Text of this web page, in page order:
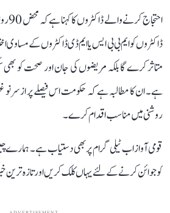
ڈاکٹروں کو ایم بی بی ایس یا ایم ڈی ڈاکٹروں کے مساوی
متاثر کرے گا بلکہ مریضوں کی جان اور صحت کو
ہے۔ ان کا مطالبہ ہے کہ حکومت اس فیصلے پر
روشنی میں مناسب اقدام کرے۔
قومی آواز اب ٹیلی گرام پر بھی دستیاب ہے۔
کو جوائن کرنے کے لئے یہاں کلک کریں اور تازہ